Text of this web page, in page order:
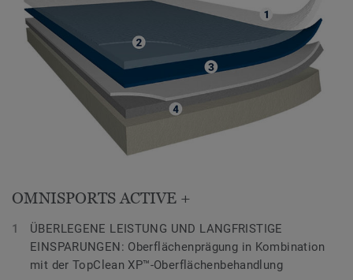
OMNISPORTS ACTIVE +
ÜBERLEGENE LEISTUNG UND LANGFRISTIGE
EINSPARUNGEN: Oberflächenprägung in Kombination
mit der TopClean XP™-Oberflächenbehandlung